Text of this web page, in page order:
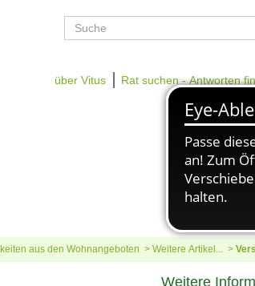
über Vitus Rat suchen - Antworten
aus den Wohnangeboten Weitere Artikel...
Weitere